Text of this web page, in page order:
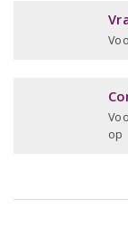
op